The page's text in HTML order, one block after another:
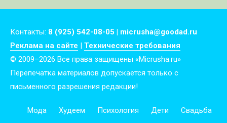
Контакты: 8 (925) 542-08-05 | micrusha@goodad.ru
Реклама на сайте | Технические требования
© 2009–2026 Все права защищены «Micrusha.ru»
Перепечатка материалов допускается только с
письменного разрешения редакции!
Мода Худеем Психология Дети Свадьба